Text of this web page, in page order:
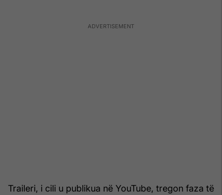
Traileri, i cili u publikua në YouTube, tregon faza të